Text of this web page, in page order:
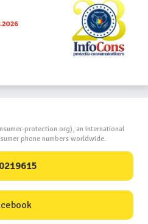
protection.org), an international
phone numbers worldwide.
0219615